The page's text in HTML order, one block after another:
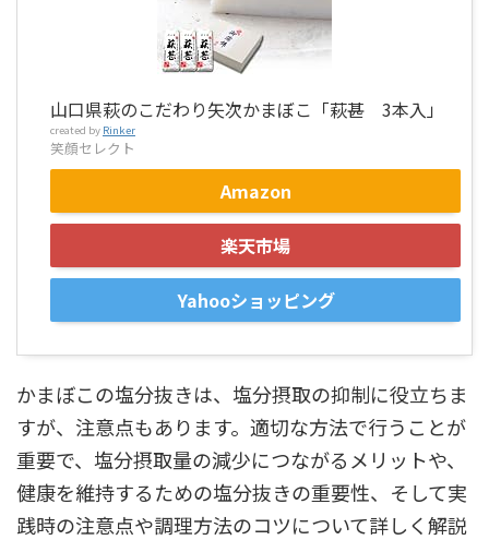
山口県萩のこだわり矢次かまぼこ「萩甚 3本入」
created by Rinker
笑顔セレクト
Amazon
楽天市場
Yahooショッピング
かまぼこの塩分抜きは、塩分摂取の抑制に役立ちま
すが、注意点もあります。適切な方法で行うことが
重要で、塩分摂取量の減少につながるメリットや、
健康を維持するための塩分抜きの重要性、そして実
践時の注意点や調理方法のコツについて詳しく解説